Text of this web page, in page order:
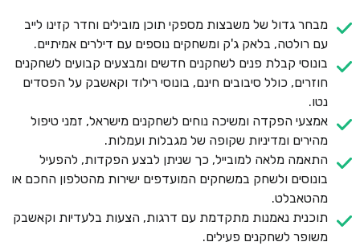
מבחר גדול של משבצות מספקי תוכן מובילים וחדר קזינו לייב
עם רולטה, בלאק ג'ק ומשחקים נוספים עם דילרים אמיתיים.
בונוסי קבלת פנים לשחקנים חדשים ומבצעים קבועים לשחקנים
חוזרים, כולל סיבובים חינם, בונוסי רילוד וקאשבק על הפסדים
נטו.
אמצעי הפקדה ומשיכה נוחים לשחקנים מישראל, זמני טיפול
מהירים ומדיניות שקופה של מגבלות ועמלות.
התאמה מלאה למובייל, כך שניתן לבצע הפקדות, להפעיל
בונוסים ולשחק במשחקים המועדפים ישירות מהטלפון החכם או
מהטאבלט.
תוכנית נאמנות מתקדמת עם דרגות, הצעות בלעדיות וקאשבק
משופר לשחקנים פעילים.